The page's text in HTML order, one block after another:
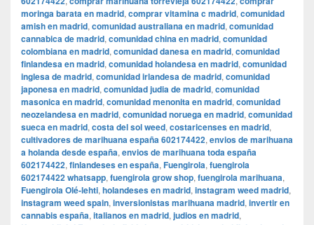
moringa barata en madrid, comprar vitamina c madrid, comunidad
amish en madrid, comunidad australiana en madrid, comunidad
cannabica de madrid, comunidad china en madrid, comunidad
colombiana en madrid, comunidad danesa en madrid, comunidad
finlandesa en madrid, comunidad holandesa en madrid, comunidad
inglesa de madrid, comunidad irlandesa de madrid, comunidad
japonesa en madrid, comunidad judia de madrid, comunidad
masonica en madrid, comunidad menonita en madrid, comunidad
neozelandesa en madrid, comunidad noruega en madrid, comunidad
sueca en madrid, costa del sol weed, costaricenses en madrid,
cultivadores de marihuana españa 602174422, envios de marihuana
a holanda desde españa, envios de marihuana toda españa
602174422, finlandeses en españa, Fuengirola, fuengirola
602174422 whatsapp, fuengirola grow shop, fuengirola marihuana,
Fuengirola Olé-lehti, holandeses en madrid, instagram weed madrid,
instagram weed spain, inversionistas marihuana madrid, invertir en
cannabis españa, italianos en madrid, judios en madrid,